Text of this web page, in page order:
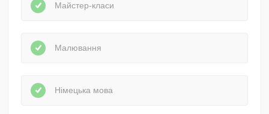
Майстер-класи
Малювання
Німецька мова